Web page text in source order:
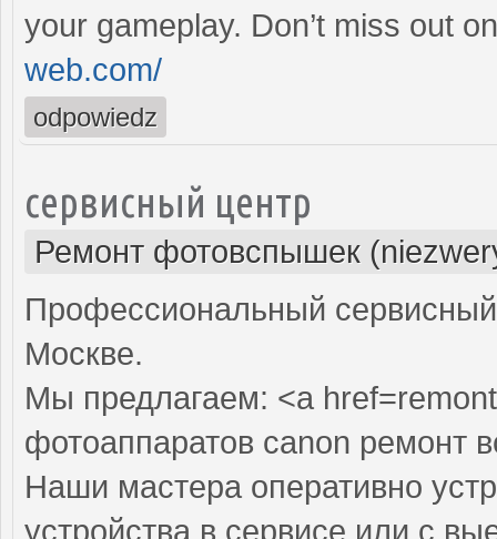
your gameplay. Don’t miss out
web.com/
odpowiedz
сервисный центр
Ремонт фотовспышек
Профессиональный
Москве.
Мы предлагаем: <a
фотоаппаратов canon ремонт
Наши мастера оперативно
устройства в сервисе или с